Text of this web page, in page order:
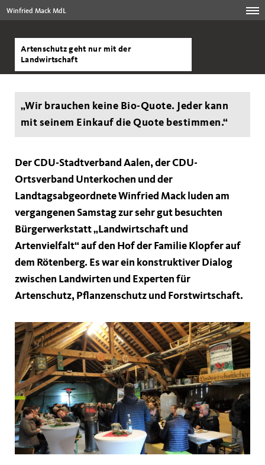
Winfried Mack MdL
Artenschutz geht nur mit der
Landwirtschaft
Wir brauchen keine Bio-Quote. Jeder kann
mit seinem Einkauf die Quote bestimmen.“
Der CDU-Stadtverband Aalen, der CDU-
Ortsverband Unterkochen und der
Landtagsabgeordnete Winfried Mack luden am
vergangenen Samstag zur sehr gut besuchten
Bürgerwerkstatt „Landwirtschaft und
Artenvielfalt“ auf den Hof der Familie Klopfer auf
dem Rötenberg. Es war ein konstruktiver Dialog
zwischen Landwirten und Experten für
Artenschutz, Pflanzenschutz und Forstwirtschaft.